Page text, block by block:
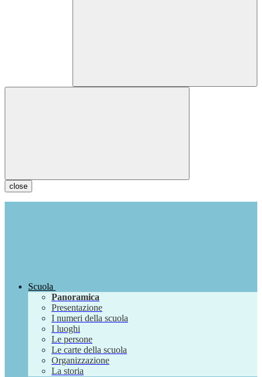
close
Scuola
Panoramica
Presentazione
I numeri della scuola
I luoghi
Le persone
Le carte della scuola
Organizzazione
La storia